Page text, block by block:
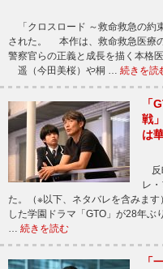
「クロスロード ～救命救急の約
された。 本作は、救命救急医療
警察官らの正義と成長を描く本格
遥（今田美桜）や桐 … 続きを読
「
戦
は
反
レ
た。（※以下、ネタバレを含みま
した学園ドラマ「GTO」が28年ぶ
… 続きを読む
「